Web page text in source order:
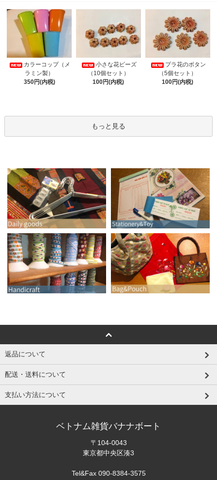
カラーコップ（メ
ラミン製）
350円(内税)
小さな花ビーズ
（10個セット）
100円(内税)
プラ花のボタン
（5個セット）
100円(内税)
もっと見る
返品について
配送・送料について
支払い方法について
ベトナム雑貨バナナボート
〒104-0043
東京都中央区湊3
Tel&Fax 090-8384-3575